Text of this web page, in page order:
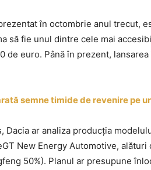
în octombrie anul trecut,
să fie unul dintre cele mai
de euro. Până în prezent,
semne timide de revenire pe
Dacia ar analiza producția
New Energy Automotive,
50%). Planul ar presupune